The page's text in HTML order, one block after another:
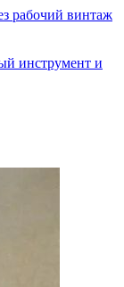
рабочий винтаж
инструмент и